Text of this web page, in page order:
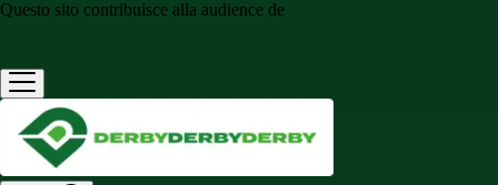
Questo sito contribuisce alla audience de